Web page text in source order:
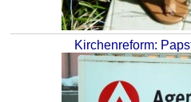
Kirchenreform: